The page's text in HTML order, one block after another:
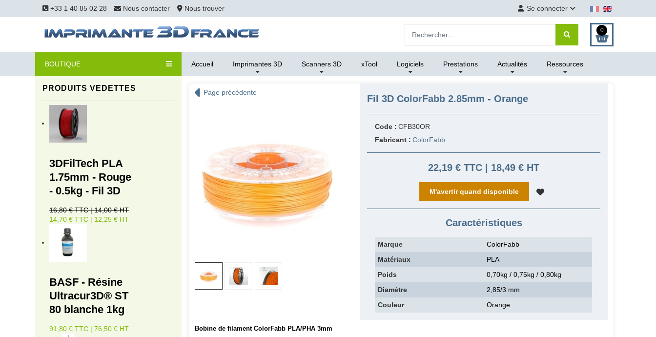
+33 1 40 85 02 28 Nous contacter Nous trouver Se connecter
0
BOUTIQUE Accueil Imprimantes 3D Scanners 3D xTool Logiciels Prestations Actualités Ressources
PRODUITS VEDETTES
3DFilTech PLA
1.75mm - Rouge
- 0.5kg - Fil 3D
16,80 € TTC | 14,00 € HT
14,70 € TTC | 12,25 € HT
BASF - Résine
Ultracur3D® ST
80 blanche 1kg
91,80 € TTC | 76,50 € HT
Page précédente
Fil 3D ColorFabb 2.85mm - Orange
Code :CFB30OR
Fabricant :ColorFabb
22,19 € TTC | 18,49 € HT
M'avertir quand disponible
Caractéristiques
Marque
ColorFabb
Matériaux
PLA
Poids
0,70kg / 0,75kg / 0,80kg
Diamètre
2,85/3 mm
Couleur
Orange
Bobine de filament ColorFabb PLA/PHA 3mm